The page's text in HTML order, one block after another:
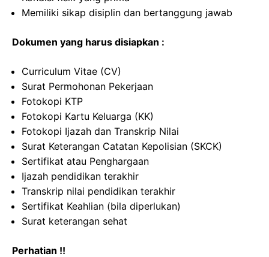
Memiliki sikap disiplin dan bertanggung jawab
Dokumen yang harus disiapkan :
Curriculum Vitae (CV)
Surat Permohonan Pekerjaan
Fotokopi KTP
Fotokopi Kartu Keluarga (KK)
Fotokopi Ijazah dan Transkrip Nilai
Surat Keterangan Catatan Kepolisian (SKCK)
Sertifikat atau Penghargaan
Ijazah pendidikan terakhir
Transkrip nilai pendidikan terakhir
Sertifikat Keahlian (bila diperlukan)
Surat keterangan sehat
Perhatian !!